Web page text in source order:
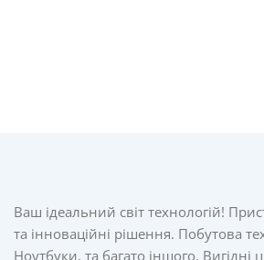
Ваш ідеальний світ технологій!
та інноваційні рішення. Побутова
Ноутбуки, та багато іншого. Вигідні